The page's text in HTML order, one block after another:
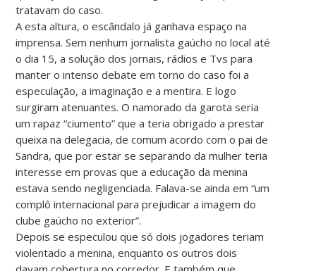
tratavam do caso.
A esta altura, o escândalo já ganhava espaço na
imprensa. Sem nenhum jornalista gaúcho no local até
o dia 15, a solução dos jornais, rádios e Tvs para
manter o intenso debate em torno do caso foi a
especulação, a imaginação e a mentira. E logo
surgiram atenuantes. O namorado da garota seria
um rapaz “ciumento” que a teria obrigado a prestar
queixa na delegacia, de comum acordo com o pai de
Sandra, que por estar se separando da mulher teria
interesse em provas que a educação da menina
estava sendo negligenciada. Falava-se ainda em “um
complô internacional para prejudicar a imagem do
clube gaúcho no exterior”.
Depois se especulou que só dois jogadores teriam
violentado a menina, enquanto os outros dois